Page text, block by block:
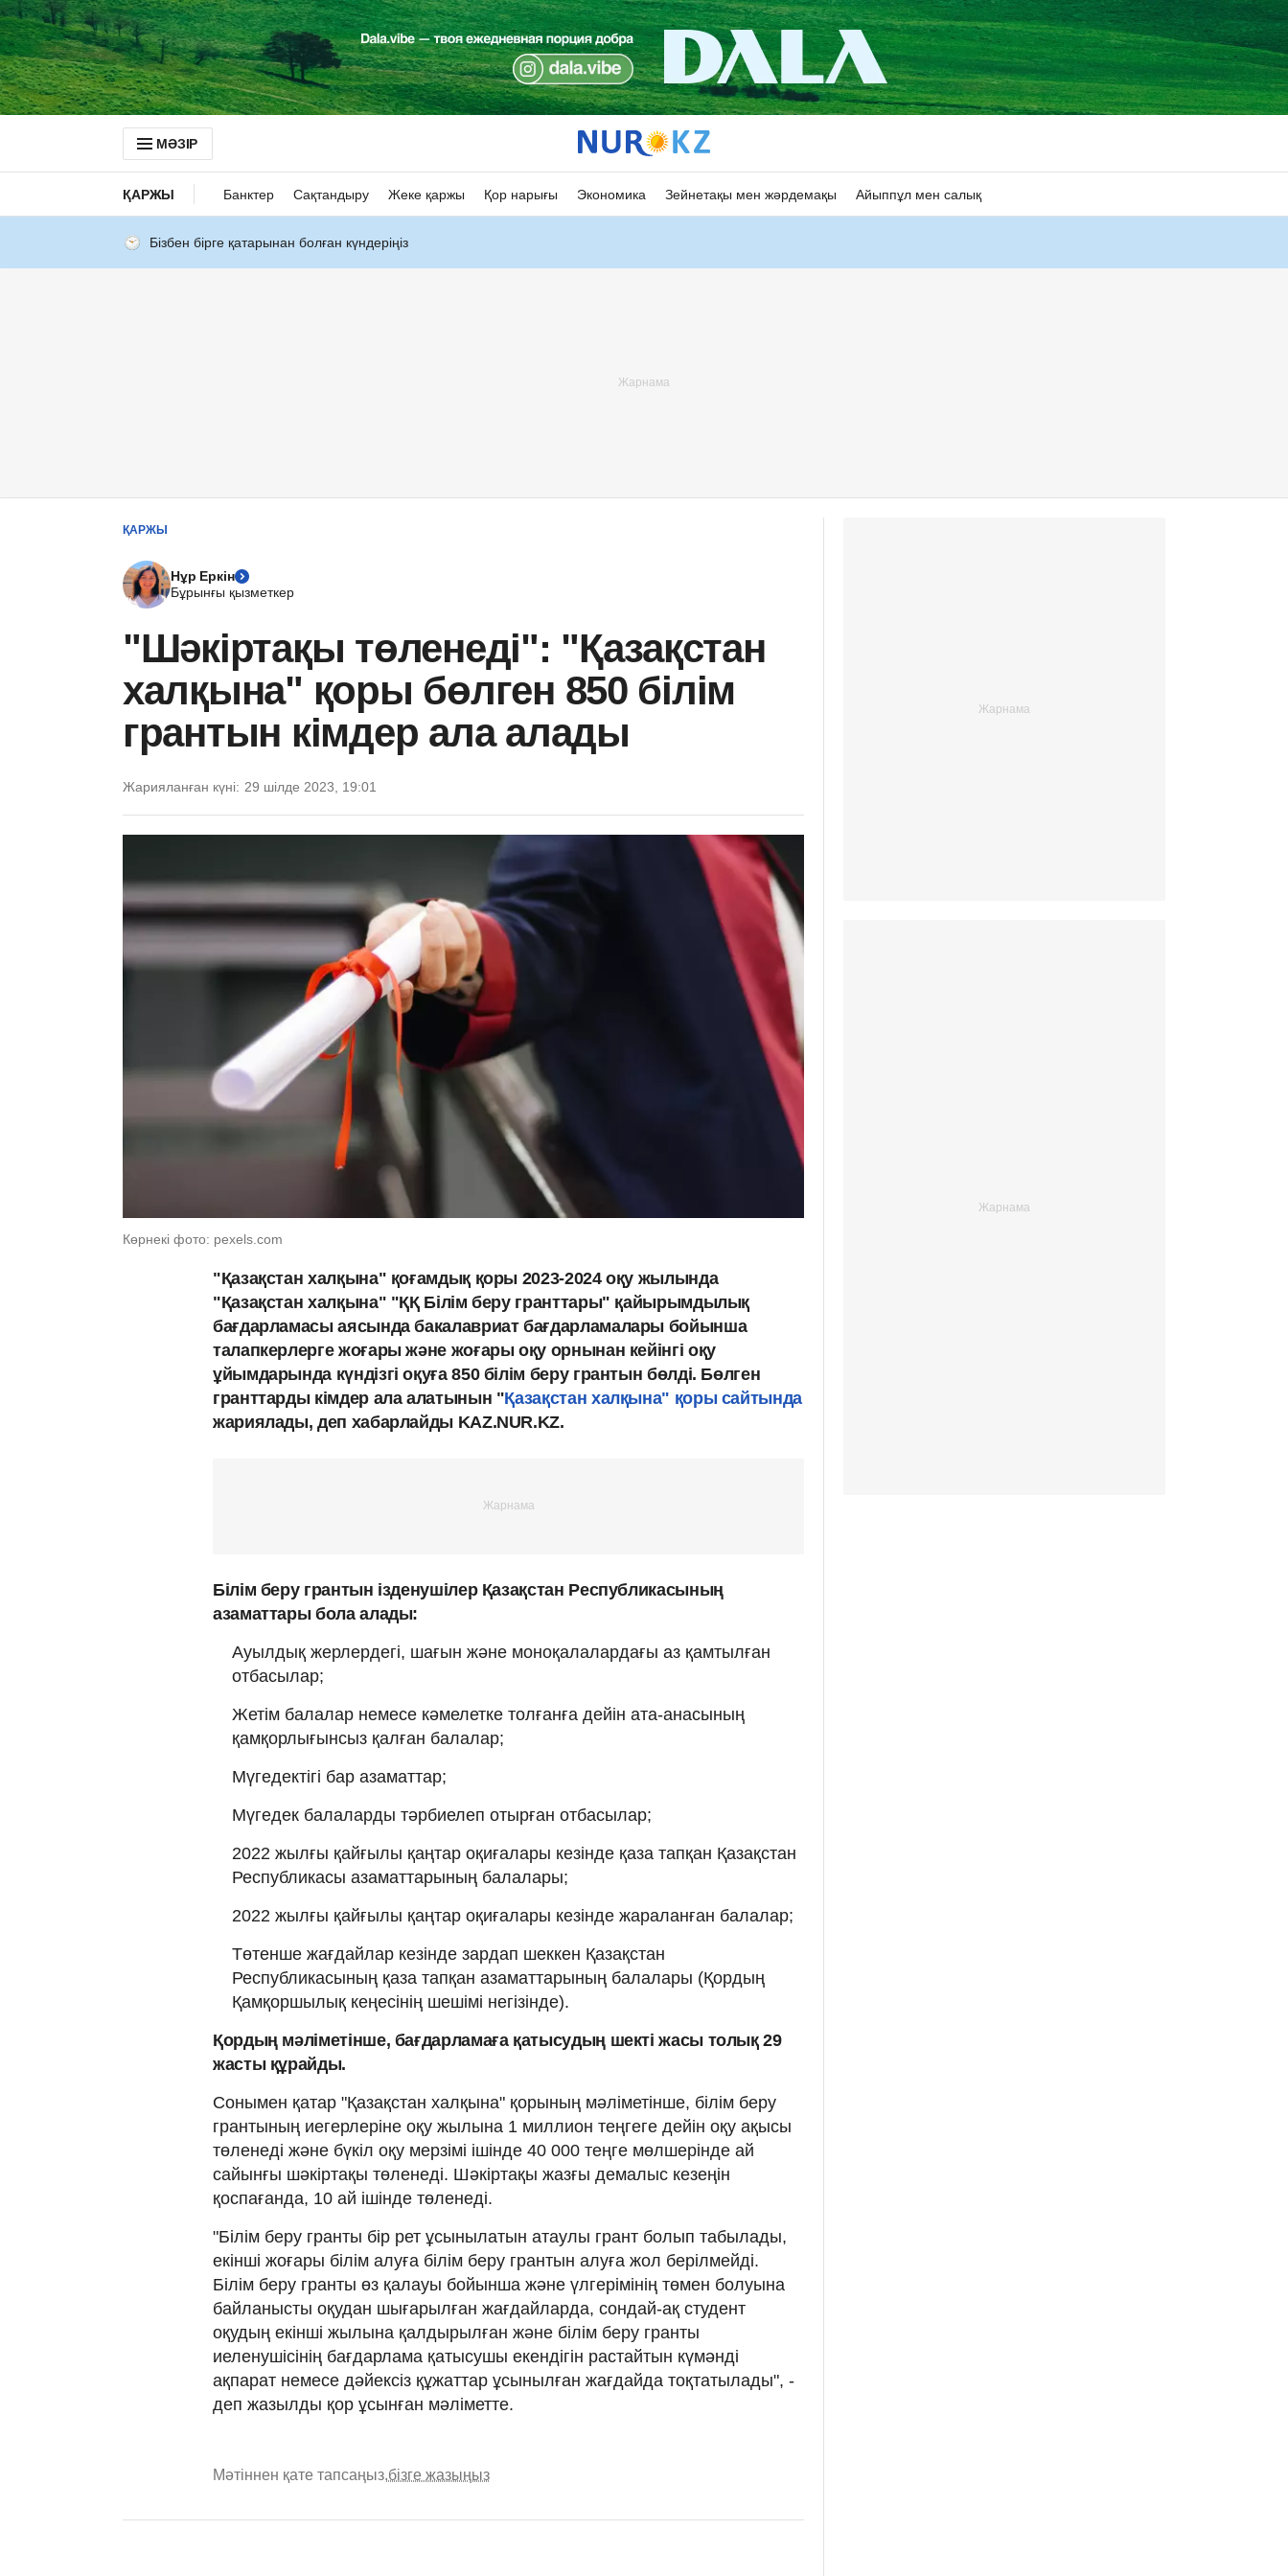
МӘЗІР
ҚАРЖЫ Банктер Сақтандыру Жеке қаржы Қор нарығы Экономика Зейнетақы мен жәрдемақы Айыппұл мен салық
Бізбен бірге қатарынан болған күндеріңіз
ҚАРЖЫ
Нұр Еркін
Бұрынғы қызметкер
"Шәкіртақы төленеді": "Қазақстан
халқына" қоры бөлген 850 білім
грантын кімдер ала алады
Жарияланған күні: 29 шілде 2023, 19:01
Көрнекі фото: pexels.com
"Қазақстан халқына" қоғамдық қоры 2023-2024 оқу жылында
"Қазақстан халқына" "ҚҚ Білім беру гранттары" қайырымдылық
бағдарламасы аясында бакалавриат бағдарламалары бойынша
талапкерлерге жоғары және жоғары оқу орнынан кейінгі оқу
ұйымдарында күндізгі оқуға 850 білім беру грантын бөлді. Бөлген
гранттарды кімдер ала алатынын "Қазақстан халқына" қоры сайтында
жариялады, деп хабарлайды KAZ.NUR.KZ.
Білім беру грантын ізденушілер Қазақстан Республикасының
азаматтары бола алады:
Ауылдық жерлердегі, шағын және моноқалалардағы аз қамтылған
отбасылар;
Жетім балалар немесе кәмелетке толғанға дейін ата-анасының
қамқорлығынсыз қалған балалар;
Мүгедектігі бар азаматтар;
Мүгедек балаларды тәрбиелеп отырған отбасылар;
2022 жылғы қайғылы қаңтар оқиғалары кезінде қаза тапқан Қазақстан
Республикасы азаматтарының балалары;
2022 жылғы қайғылы қаңтар оқиғалары кезінде жараланған балалар;
Төтенше жағдайлар кезінде зардап шеккен Қазақстан
Республикасының қаза тапқан азаматтарының балалары (Қордың
Қамқоршылық кеңесінің шешімі негізінде).
Қордың мәліметінше, бағдарламаға қатысудың шекті жасы толық 29
жасты құрайды.
Сонымен қатар "Қазақстан халқына" қорының мәліметінше, білім беру
грантының иегерлеріне оқу жылына 1 миллион теңгеге дейін оқу ақысы
төленеді және бүкіл оқу мерзімі ішінде 40 000 теңге мөлшерінде ай
сайынғы шәкіртақы төленеді. Шәкіртақы жазғы демалыс кезеңін
қоспағанда, 10 ай ішінде төленеді.
"Білім беру гранты бір рет ұсынылатын атаулы грант болып табылады,
екінші жоғары білім алуға білім беру грантын алуға жол берілмейді.
Білім беру гранты өз қалауы бойынша және үлгерімінің төмен болуына
байланысты оқудан шығарылған жағдайларда, сондай-ақ студент
оқудың екінші жылына қалдырылған және білім беру гранты
иеленушісінің бағдарлама қатысушы екендігін растайтын күмәнді
ақпарат немесе дәйексіз құжаттар ұсынылған жағдайда тоқтатылады", -
деп жазылды қор ұсынған мәліметте.
Мәтіннен қате тапсаңыз,бізге жазыңыз